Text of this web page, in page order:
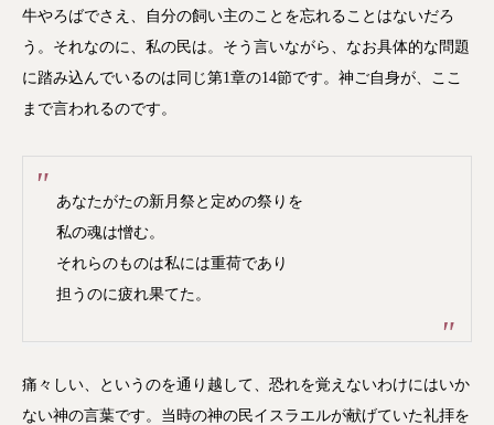
牛やろばでさえ、自分の飼い主のことを忘れることはないだろ
う。それなのに、私の民は。そう言いながら、なお具体的な問題
に踏み込んでいるのは同じ第1章の14節です。神ご自身が、ここ
まで言われるのです。
あなたがたの新月祭と定めの祭りを
私の魂は憎む。
それらのものは私には重荷であり
担うのに疲れ果てた。
痛々しい、というのを通り越して、恐れを覚えないわけにはいか
ない神の言葉です。当時の神の民イスラエルが献げていた礼拝を